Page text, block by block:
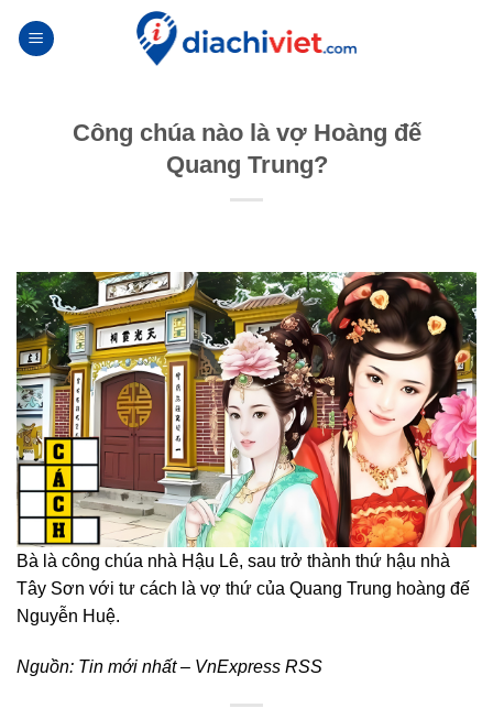
Công chúa nào là vợ Hoàng đế
Quang Trung?
Bà là công chúa nhà Hậu Lê, sau trở thành thứ hậu nhà
Tây Sơn với tư cách là vợ thứ của Quang Trung hoàng đế
Nguyễn Huệ.
Nguồn: Tin mới nhất – VnExpress RSS